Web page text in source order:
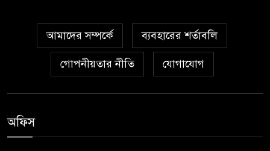
আমাদের সম্পর্কে ব্যবহারের শর্তাবলি
গোপনীয়তার নীতি যোগাযোগ
অফিস